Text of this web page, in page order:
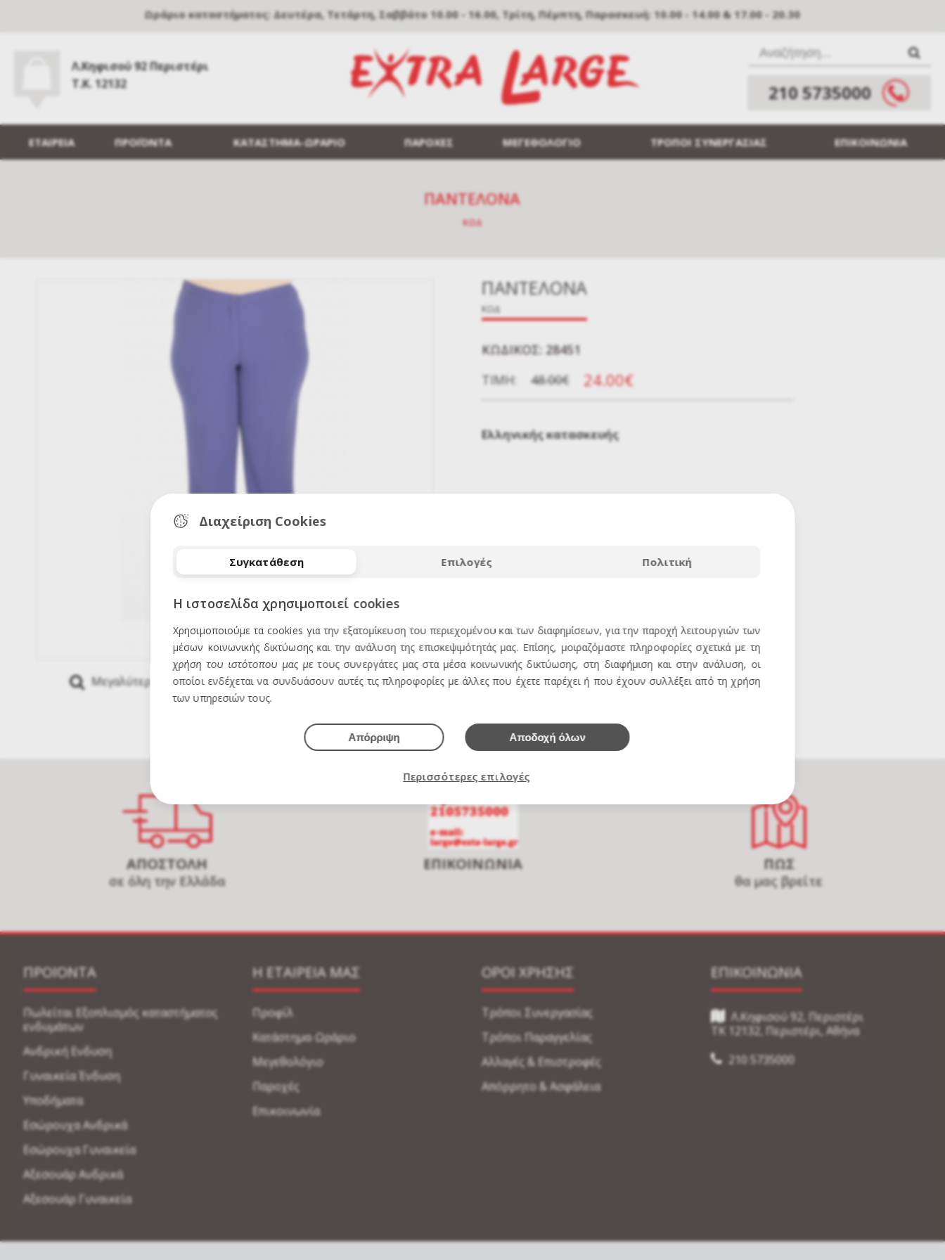
Λ.Κηφισού 92 Περιστέρι
Τ.Κ. 12132
210 5735000
ΕΤΑΙΡΕΙΑ ΠΡΟΪΟΝΤΑ ΚΑΤΑΣΤΗΜΑ-ΩΡΑΡΙΟ ΠΑΡΟΧΕΣ ΜΕΓΕΘΟΛΟΓΙΟ ΤΡΟΠΟΙ ΣΥΝΕΡΓΑΣΙΑΣ ΕΠΙΚΟΙΝΩΝΙΑ
ΠΑΝΤΕΛΟΝΑ
ΚΩΔ
ΠΑΝΤΕΛΟΝΑ
ΚΩΔ
KΩΔΙΚΌΣ: 28451
Μεγαλύτερη Εικόνα Mouse over to zoom
ΤΙΜΉ: 48.00€ 24.00€
Ελληνικής κατασκευής
ΑΠΟΣΤΟΛΗ
σε όλη την Ελλάδα
ΕΠΙΚΟΙΝΩΝΙΑ ΠΩΣ
θα μας βρείτε
ΠΡΟΪΟΝΤΑ
Πωλείται Εξοπλισμός καταστήματος
ενδυμάτων
Ανδρική Ενδυση
Γυναικεία Ένδυση
Υποδήματα
Εσώρουχα Ανδρικά
Εσώρουχα Γυναικεία
Αξεσουάρ Ανδρικά
Αξεσουάρ Γυναικεία
Η ΕΤΑΙΡΕΙΑ ΜΑΣ
Προφίλ
Κατάστημα-Ωράριο
Μεγεθολόγιο
Παροχές
Επικοινωνία
ΟΡΟΙ ΧΡΗΣΗΣ
Τρόποι Συνεργασίας
Τρόποι Παραγγελίας
Αλλαγές & Επιστροφές
Απόρρητο & Ασφάλεια
ΕΠΙΚΟΙΝΩΝΙΑ
Λ.Κηφισού 92, Περιστέρι
TK 12132, Περιστέρι, Αθήνα
210 5735000
Ωράριο καταστήματος: Δευτέρα, Τετάρτη, Σαββάτο 10.00 - 16.00, Τρίτη, Πέμπτη, Παρασκευή: 10.00 - 14.00 & 17.00 - 20.30
Διαχείριση Cookies
Συγκατάθεση Επιλογές Πολιτική
Η ιστοσελίδα χρησιμοποιεί cookies
Χρησιμοποιούμε τα cookies για την εξατομίκευση του περιεχομένου και των διαφημίσεων, για την παροχή λειτουργιών των
μέσων κοινωνικής δικτύωσης και την ανάλυση της επισκεψιμότητάς μας. Επίσης, μοιραζόμαστε πληροφορίες σχετικά με τη
χρήση του ιστότοπου μας με τους συνεργάτες μας στα μέσα κοινωνικής δικτύωσης, στη διαφήμιση και στην ανάλυση, οι
οποίοι ενδέχεται να συνδυάσουν αυτές τις πληροφορίες με άλλες που έχετε παρέχει ή που έχουν συλλέξει από τη χρήση
των υπηρεσιών τους.
Απόρριψη Αποδοχή όλων
Περισσότερες επιλογές